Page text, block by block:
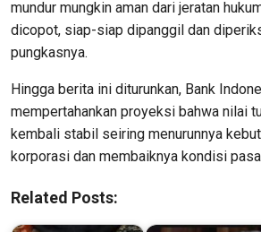
mundur mungkin aman dari jeratan
dicopot, siap-siap dipanggil dan
pungkasnya.
Hingga berita ini diturunkan, Bank
mempertahankan proyeksi bahwa nilai
kembali stabil seiring menurunnya
korporasi dan membaiknya kondisi
Related Posts: